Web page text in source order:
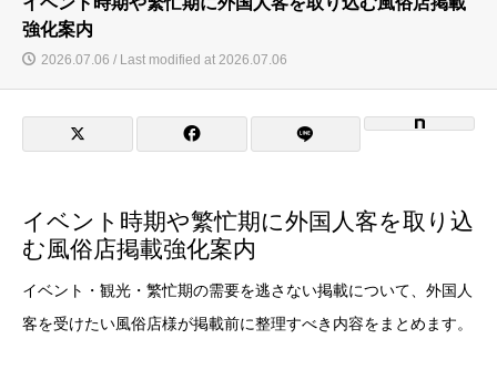
強化案内
2026.07.06 / Last modified at 2026.07.06
イベント時期や繁忙期に外国人客を取り込
む風俗店掲載強化案内
イベント・観光・繁忙期の需要を逃さない掲載について、外国人
客を受けたい風俗店様が掲載前に整理すべき内容をまとめます。